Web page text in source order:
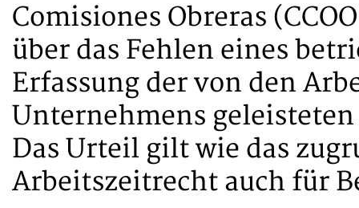
Comisiones Obreras
über das Fehlen eines
Erfassung der von den
Unternehmens
Das Urteil gilt wie das
Arbeitszeitrecht auch für